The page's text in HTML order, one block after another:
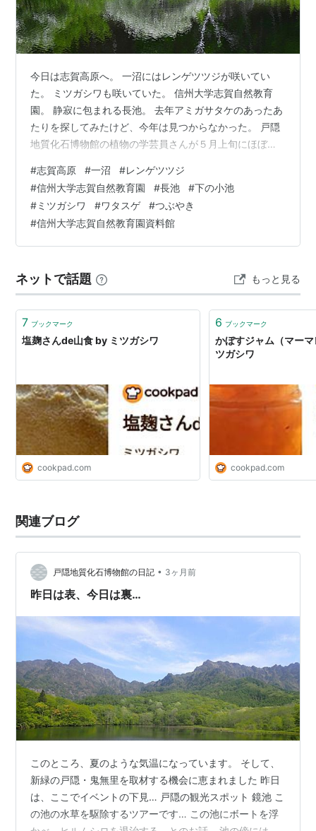
今日は志賀高原へ。 一沼にはレンゲツツジが咲いてい
た。 ミツガシワも咲いていた。 信州大学志賀自然教育
園。 静寂に包まれる長池。 去年アミガサタケのあったあ
たりを探してみたけど、今年は見つからなかった。 戸隠
地質化石博物館の植物の学芸員さんが５月上旬にほぼ同
かったようだ。 今日は資料館が開館していた。 志賀高原
も少し歩いただけで汗が出る。 盆地ほどではないし、日
影で立ち止まっていれば寒いくらいなんだけど、やっぱ
り気温が高めなのかもしれない。 一沼にミツガシワの花
が咲いていたから、自然教育園の向かい側にあるバス停
#志賀高原 #一沼 #レンゲツツジ
#信州大学志賀自然教育園 #長池 #下の小池
#ミツガシワ #ワタスゲ #つぶやき
#信州大学志賀自然教育園資料館
ネットで話題 もっと見る
7 ブックマーク
塩麹さんde山食 by ミツガシワ
cookpad.com
6 ブックマーク
かぼすジャム（マー
ツガシワ
cookpad.com
関連ブログ
戸隠地質化石博物館の日記 • 3ヶ月前
昨日は表、今日は裏…
このところ、夏のような気温になっています。 そして、
新緑の戸隠・鬼無里を取材する機会に恵まれました 昨日
は、ここでイベントの下見… 戸隠の観光スポット 鏡池 こ
の池の水草を駆除するツアーです… この池にボートを浮